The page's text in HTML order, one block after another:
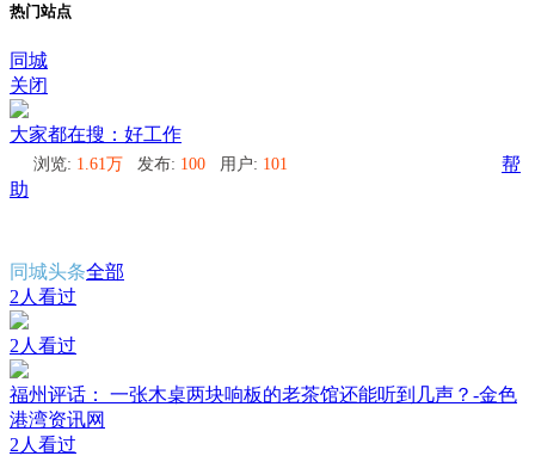
热门站点
同城
关闭
大家都在搜：好工作
浏览: 1.61万 发布: 100 用户: 101
帮
助
同城头条全部
2人看过
2人看过
福州评话： 一张木桌两块响板的老茶馆还能听到几声？-金色
港湾资讯网
2人看过